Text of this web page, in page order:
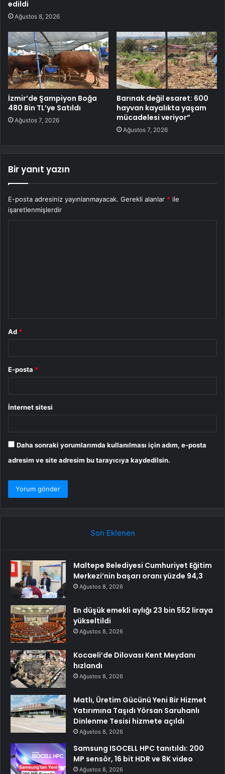
edildi
Ağustos 8, 2026
İzmir’de Şampiyon Boğa
480 Bin TL’ye Satıldı
Ağustos 7, 2026
Barınak değil esaret: 600
hayvan kayalıkta yaşam
mücadelesi veriyor”
Ağustos 7, 2026
Bir yanıt yazın
E-posta adresiniz yayınlanmayacak. Gerekli alanlar * ile
işaretlenmişlerdir
Ad *
E-posta *
İnternet sitesi
Daha sonraki yorumlarımda kullanılması için adım, e-posta
adresim ve site adresim bu tarayıcıya kaydedilsin.
Son Eklenen
Maltepe Belediyesi Cumhuriyet Eğitim
Merkezi’nin başarı oranı yüzde 94,3
Ağustos 8, 2026
En düşük emekli aylığı 23 bin 552 liraya
yükseltildi
Ağustos 8, 2026
Kocaeli’de Dilovası Kent Meydanı
hızlandı
Ağustos 8, 2026
Matlı, Üretim Gücünü Yeni Bir Hizmet
Yatırımına Taşıdı Yörsan Saruhanlı
Dinlenme Tesisi hizmete açıldı
Ağustos 8, 2026
Samsung ISOCELL HPC tanıtıldı: 200
MP sensör, 16 bit HDR ve 8K video
Ağustos 8, 2026